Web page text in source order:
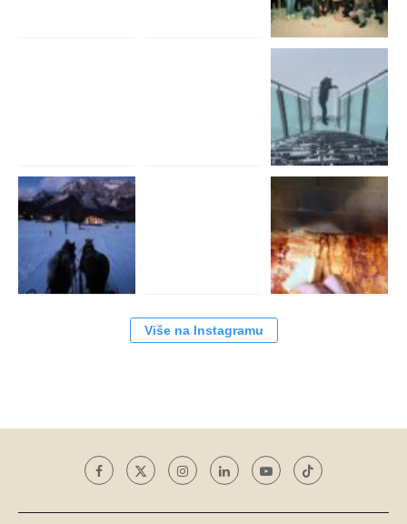
Više na Instagramu